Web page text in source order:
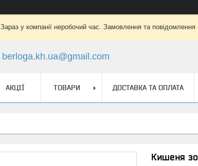
Зараз у компанії неробочий час. Замовлення та
berloga.kh.ua@gmail.com
АКЦІЇ ТОВАРИ ДОСТАВКА ТА ОПЛАТА
Кишеня